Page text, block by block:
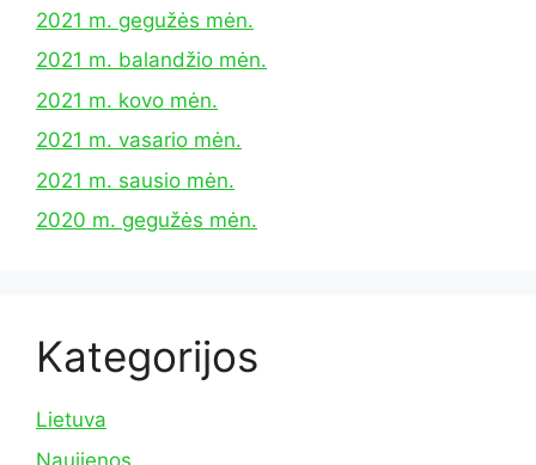
2021 m. gegužės mėn.
2021 m. balandžio mėn.
2021 m. kovo mėn.
2021 m. vasario mėn.
2021 m. sausio mėn.
2020 m. gegužės mėn.
Kategorijos
Lietuva
Naujienos